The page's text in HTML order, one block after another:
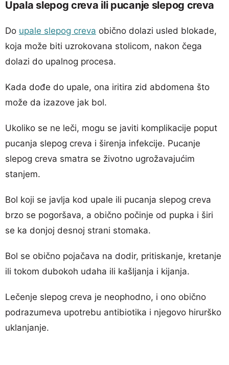
Upala slepog creva ili pucanje slepog creva
Do upale slepog creva obično dolazi usled blokade,
koja može biti uzrokovana stolicom, nakon čega
dolazi do upalnog procesa.
Kada dođe do upale, ona iritira zid abdomena što
može da izazove jak bol.
Ukoliko se ne leči, mogu se javiti komplikacije poput
pucanja slepog creva i širenja infekcije. Pucanje
slepog creva smatra se životno ugrožavajućim
stanjem.
Bol koji se javlja kod upale ili pucanja slepog creva
brzo se pogoršava, a obično počinje od pupka i širi
se ka donjoj desnoj strani stomaka.
Bol se obično pojačava na dodir, pritiskanje, kretanje
ili tokom dubokoh udaha ili kašljanja i kijanja.
Lečenje slepog creva je neophodno, i ono obično
podrazumeva upotrebu antibiotika i njegovo hirurško
uklanjanje.